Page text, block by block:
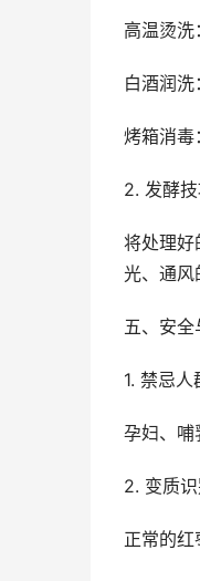
高温烫洗
白酒润
烤箱消毒
2. 发酵技
将处理好
光、通风
五、安全
1. 禁忌人
孕妇、哺
2. 变质识
正常的红